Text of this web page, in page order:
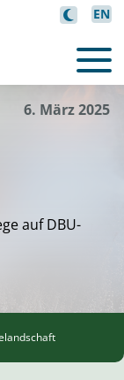
EN
©
B
au
ichtreporter E
be
E
6. März 2025
auf DBU-